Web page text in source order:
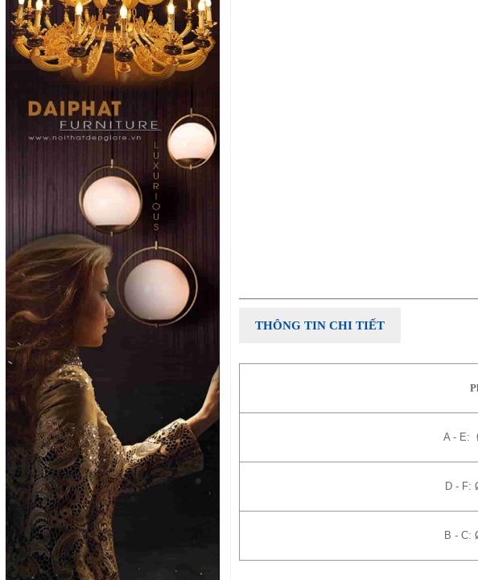
THÔNG TIN CHI TIẾT
A - E:
D - F:
B - C: